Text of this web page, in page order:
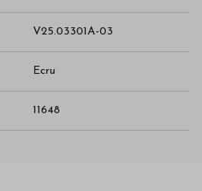
V25.03301A-03
Ecru
11648